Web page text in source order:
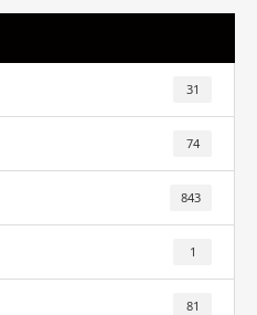
31
74
843
1
81